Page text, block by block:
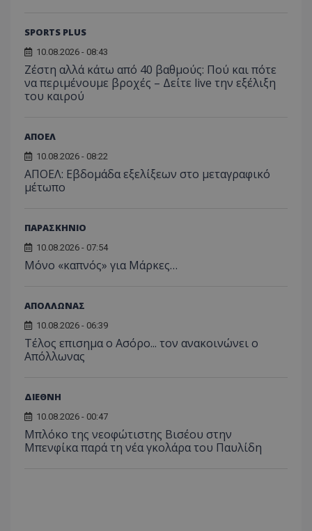
SPORTS PLUS
10.08.2026 - 08:43
Ζέστη αλλά κάτω από 40 βαθμούς: Πού και πότε
να περιμένουμε βροχές – Δείτε live την εξέλιξη
του καιρού
ΑΠΟΕΛ
10.08.2026 - 08:22
ΑΠΟΕΛ: Εβδομάδα εξελίξεων στο μεταγραφικό
μέτωπο
ΠΑΡΑΣΚΗΝΙΟ
10.08.2026 - 07:54
Μόνο «καπνός» για Μάρκες…
ΑΠΟΛΛΩΝΑΣ
10.08.2026 - 06:39
Tέλος επισημα ο Ασόρο... τον ανακοινώνει ο
Απόλλωνας
ΔΙΕΘΝΗ
10.08.2026 - 00:47
Μπλόκο της νεοφώτιστης Βισέου στην
Μπενφίκα παρά τη νέα γκολάρα του Παυλίδη